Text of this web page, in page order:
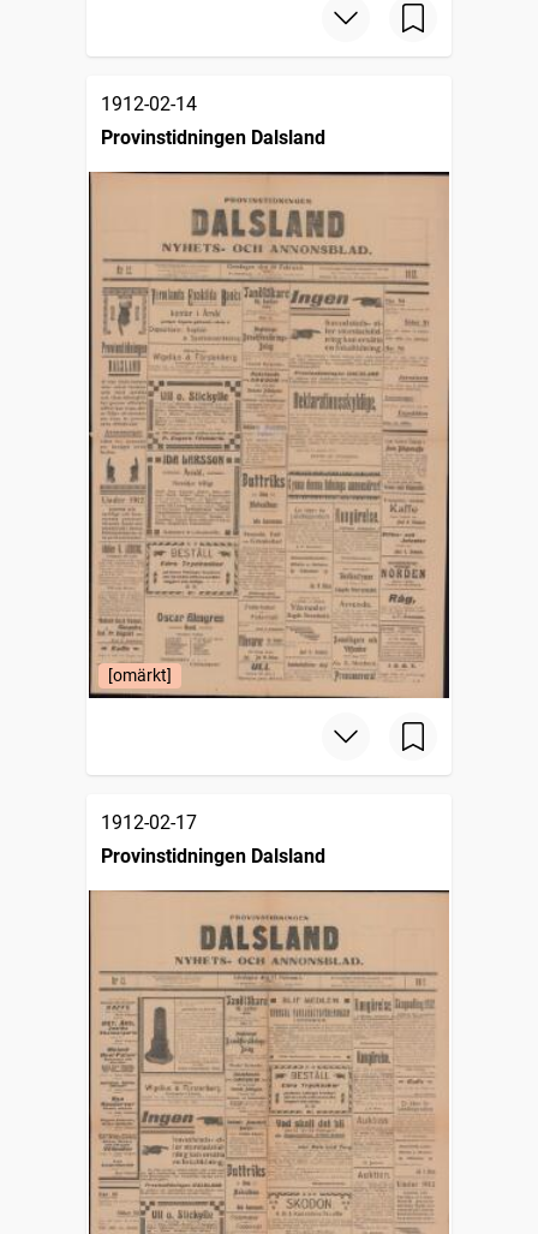
1912-02-14
Provinstidningen Dalsland
[omärkt]
1912-02-17
Provinstidningen Dalsland